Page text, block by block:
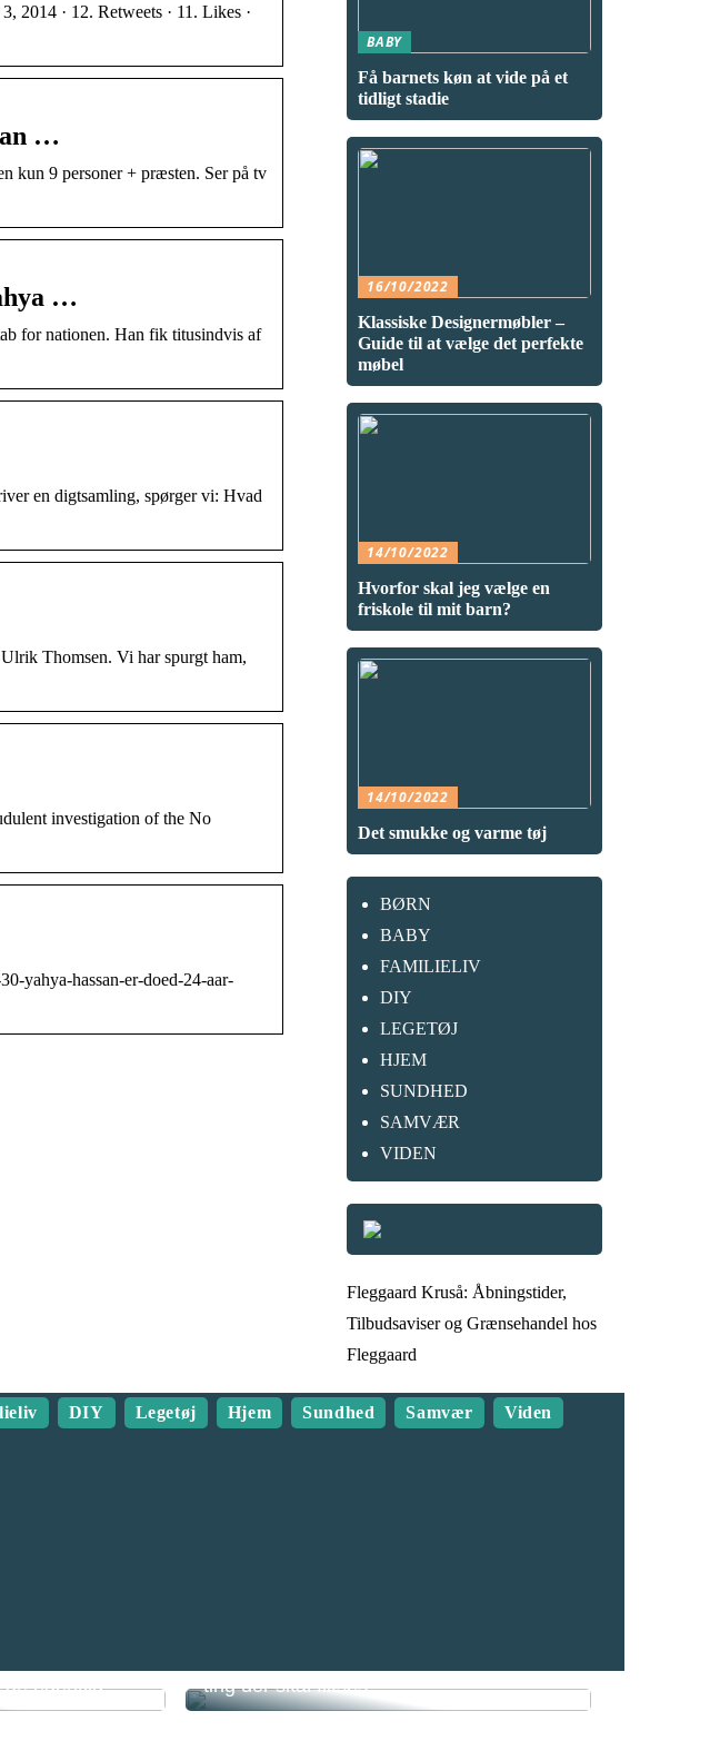
2014 · 12. Retweets · 11. Likes ·
…
kun 9 personer + præsten. Ser på tv
…
for nationen. Han fik titusindvis af
en digtsamling, spørger vi: Hvad
Thomsen. Vi har spurgt ham,
investigation of the No
yahya-hassan-er-doed-24-aar-
BABY
Få barnets køn at vide på et
tidligt stadie
16/10/2022
Klassiske Designermøbler –
Guide til at vælge det perfekte
møbel
14/10/2022
Hvorfor skal jeg vælge en
friskole til mit barn?
14/10/2022
Det smukke og varme tøj
BØRN
BABY
FAMILIELIV
DIY
LEGETØJ
HJEM
SUNDHED
SAMVÆR
VIDEN
Fleggaard Kruså: Åbningstider,
Tilbudsaviser og Grænsehandel hos
Fleggaard
DIY Legetøj Hjem Sundhed Samvær Viden
egentlig?
Hus og have gør-det-selv projekter og
ting der skal fikses